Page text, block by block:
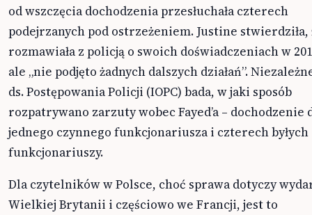
od wszczęcia dochodzenia przesłuchała czterech
podejrzanych pod ostrzeżeniem. Justine stwierdziła,
rozmawiała z policją o swoich doświadczeniach w
ale „nie podjęto żadnych dalszych działań”.
ds. Postępowania Policji (IOPC) bada, w jaki sposób
rozpatrywano zarzuty wobec Fayed’a – dochodzenie
jednego czynnego funkcjonariusza i czterech byłych
funkcjonariuszy.
Dla czytelników w Polsce, choć sprawa dotyczy
Wielkiej Brytanii i częściowo we Francji, jest to